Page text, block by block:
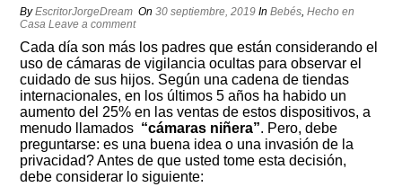
ByEscritorJorgeDream On30 septiembre, 2019 InBebés,Hecho en
Casa Leave a comment
Cada día son más los padres que están considerando el
uso de cámaras de vigilancia ocultas para observar el
cuidado de sus hijos. Según una cadena de tiendas
internacionales, en los últimos 5 años ha habido un
aumento del 25% en las ventas de estos dispositivos, a
menudo llamados “cámaras niñera”. Pero, debe
preguntarse: es una buena idea o una invasión de la
privacidad? Antes de que usted tome esta decisión,
debe considerar lo siguiente: